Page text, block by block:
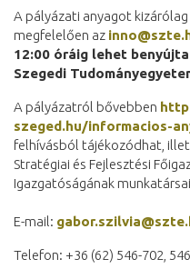
A pályázati anyagot
megfelelően az
12:00 óráig lehet
Szegedi
A pályázatról bővebben
szeged.hu/informacios-
felhívásból tájékozódhat,
Stratégiai és Fejlesztési
Igazgatóságának
E-mail:
Telefon: +36 (62) 546-702,